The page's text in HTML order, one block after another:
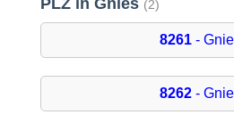
PLZ in Gnies (2)
8261 -
8262 -